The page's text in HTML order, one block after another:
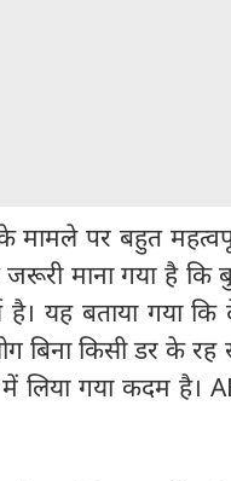
मामले पर बहुत
माना गया है कि
है। यह बताया गया
बिना किसी डर के
गया कदम है।